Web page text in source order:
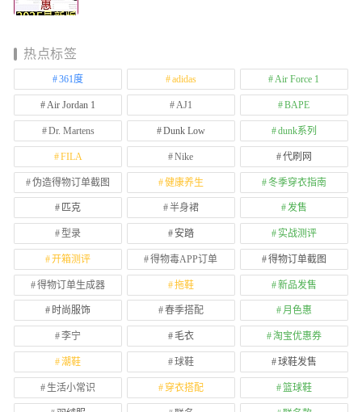
热点标签
361度 adidas Air Force 1
Air Jordan 1 AJ1 BAPE
Dr. Martens Dunk Low dunk系列
FILA Nike 代刷网
伪造得物订单截图 健康养生 冬季穿衣指南
匹克 半身裙 发售
型录 安踏 实战测评
开箱测评 得物毒APP订单 得物订单截图
得物订单生成器 拖鞋 新品发售
时尚服饰 春季搭配 月色惠
李宁 毛衣 淘宝优惠券
潮鞋 球鞋 球鞋发售
生活小常识 穿衣搭配 篮球鞋